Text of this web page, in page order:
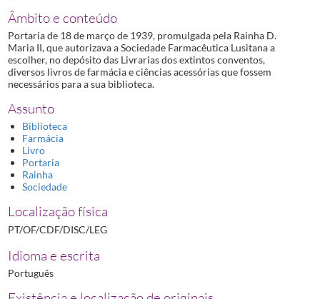
Âmbito e conteúdo
Portaria de 18 de março de 1939, promulgada pela Rainha D.
Maria II, que autorizava a Sociedade Farmacêutica Lusitana a
escolher, no depósito das Livrarias dos extintos conventos,
diversos livros de farmácia e ciências acessórias que fossem
necessários para a sua biblioteca.
Assunto
Biblioteca
Farmácia
Livro
Portaria
Rainha
Sociedade
Localização física
PT/OF/CDF/DISC/LEG
Idioma e escrita
Português